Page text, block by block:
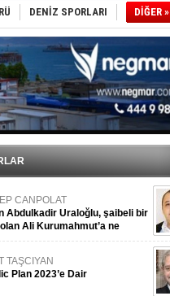
DENİZ SPORLARI DİĞER »
CANPOLAT
Abdulkadir Uraloğlu, şaibeli bir
Ali Kurumahmut’a ne
TAŞCIYAN
Plan 2023’e Dair